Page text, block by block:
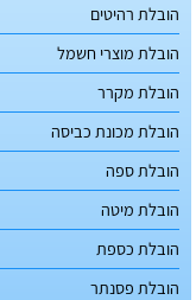
הובלת רהיטים
הובלת מוצרי חשמל
הובלת מקרר
הובלת מכונת כביסה
הובלת ספה
הובלת מיטה
הובלת כספת
הובלת פסנתר